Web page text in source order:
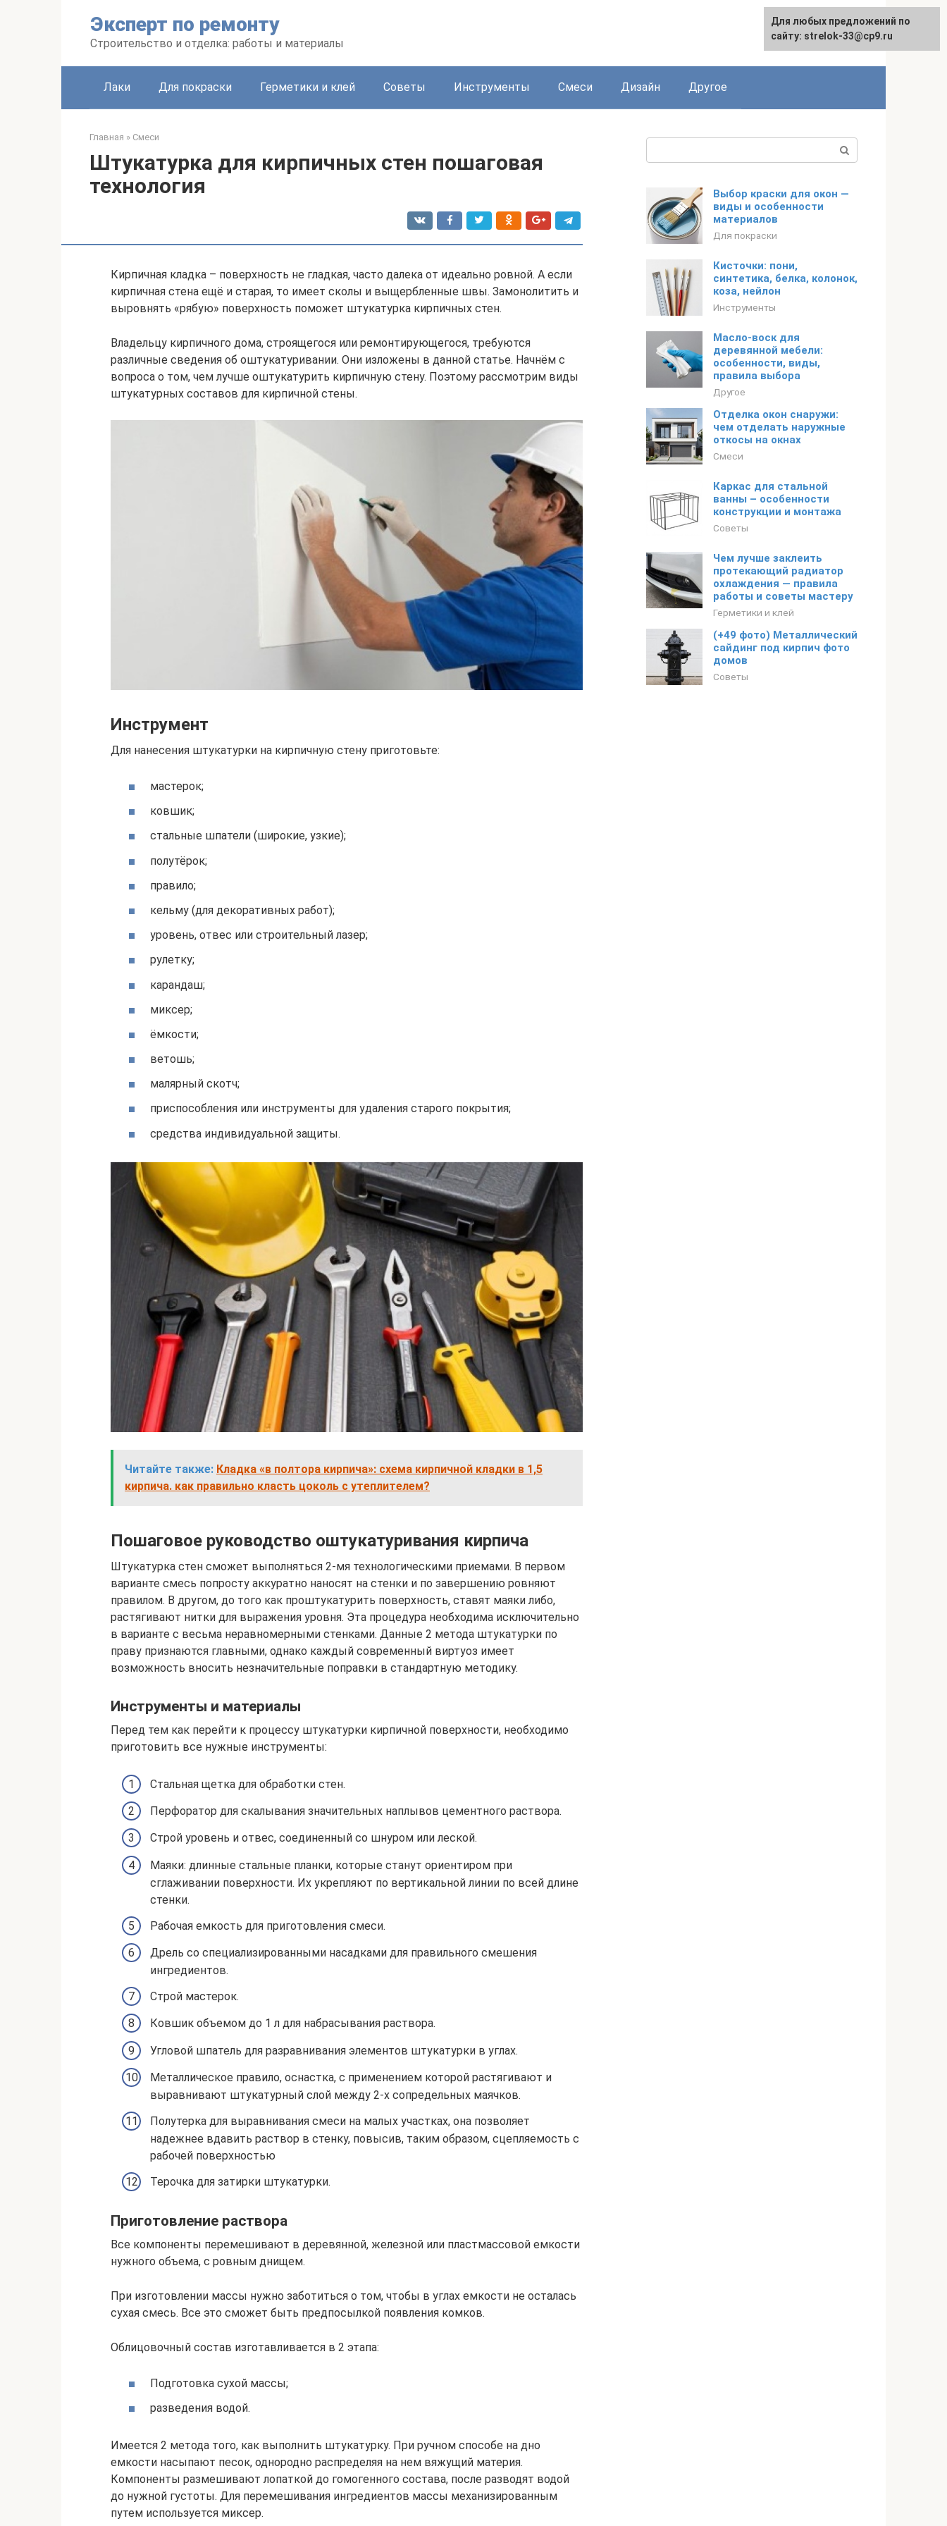
Эксперт по ремонту
Строительство и отделка: работы и материалы
Лаки Для покраски Герметики и клей Советы Инструменты Смеси Дизайн Другое
Главная » Смеси
Штукатурка для кирпичных стен пошаговая
технология
Кирпичная кладка – поверхность не гладкая, часто далека от идеально ровной. А если
кирпичная стена ещё и старая, то имеет сколы и выщербленные швы. Замонолитить и
выровнять «рябую» поверхность поможет штукатурка кирпичных стен.
Владельцу кирпичного дома, строящегося или ремонтирующегося, требуются
различные сведения об оштукатуривании. Они изложены в данной статье. Начнём с
вопроса о том, чем лучше оштукатурить кирпичную стену. Поэтому рассмотрим виды
штукатурных составов для кирпичной стены.
Инструмент
Для нанесения штукатурки на кирпичную стену приготовьте:
мастерок;
ковшик;
стальные шпатели (широкие, узкие);
полутёрок;
правило;
кельму (для декоративных работ);
уровень, отвес или строительный лазер;
рулетку;
карандаш;
миксер;
ёмкости;
ветошь;
малярный скотч;
приспособления или инструменты для удаления старого покрытия;
средства индивидуальной защиты.
Читайте также: Кладка «в полтора кирпича»: схема кирпичной кладки в 1,5
кирпича. как правильно класть цоколь с утеплителем?
Пошаговое руководство оштукатуривания кирпича
Штукатурка стен сможет выполняться 2-мя технологическими приемами. В первом
варианте смесь попросту аккуратно наносят на стенки и по завершению ровняют
правилом. В другом, до того как проштукатурить поверхность, ставят маяки либо,
растягивают нитки для выражения уровня. Эта процедура необходима исключительно
в варианте с весьма неравномерными стенками. Данные 2 метода штукатурки по
праву признаются главными, однако каждый современный виртуоз имеет
возможность вносить незначительные поправки в стандартную методику.
Инструменты и материалы
Перед тем как перейти к процессу штукатурки кирпичной поверхности, необходимо
приготовить все нужные инструменты:
Стальная щетка для обработки стен.
Перфоратор для скалывания значительных наплывов цементного раствора.
Строй уровень и отвес, соединенный со шнуром или леской.
Маяки: длинные стальные планки, которые станут ориентиром при
сглаживании поверхности. Их укрепляют по вертикальной линии по всей длине
стенки.
Рабочая емкость для приготовления смеси.
Дрель со специализированными насадками для правильного смешения
ингредиентов.
Строй мастерок.
Ковшик объемом до 1 л для набрасывания раствора.
Угловой шпатель для разравнивания элементов штукатурки в углах.
Металлическое правило, оснастка, с применением которой растягивают и
выравнивают штукатурный слой между 2-х сопредельных маячков.
Полутерка для выравнивания смеси на малых участках, она позволяет
надежнее вдавить раствор в стенку, повысив, таким образом, сцепляемость с
рабочей поверхностью
Терочка для затирки штукатурки.
Приготовление раствора
Все компоненты перемешивают в деревянной, железной или пластмассовой емкости
нужного объема, с ровным днищем.
При изготовлении массы нужно заботиться о том, чтобы в углах емкости не осталась
сухая смесь. Все это сможет быть предпосылкой появления комков.
Облицовочный состав изготавливается в 2 этапа:
Подготовка сухой массы;
разведения водой.
Имеется 2 метода того, как выполнить штукатурку. При ручном способе на дно
емкости насыпают песок, однородно распределяя на нем вяжущий материя.
Компоненты размешивают лопаткой до гомогенного состава, после разводят водой
до нужной густоты. Для перемешивания ингредиентов массы механизированным
путем используется миксер.
Выбор краски для окон —
виды и особенности
материалов
Для покраски
Кисточки: пони,
синтетика, белка, колонок,
коза, нейлон
Инструменты
Масло-воск для
деревянной мебели:
особенности, виды,
правила выбора
Другое
Отделка окон снаружи:
чем отделать наружные
откосы на окнах
Смеси
Каркас для стальной
ванны – особенности
конструкции и монтажа
Советы
Чем лучше заклеить
протекающий радиатор
охлаждения — правила
работы и советы мастеру
Герметики и клей
(+49 фото) Металлический
сайдинг под кирпич фото
домов
Советы
Для любых предложений по
сайту: strelok-33@cp9.ru
Для любых предложений по
сайту: strelok-33@cp9.ru